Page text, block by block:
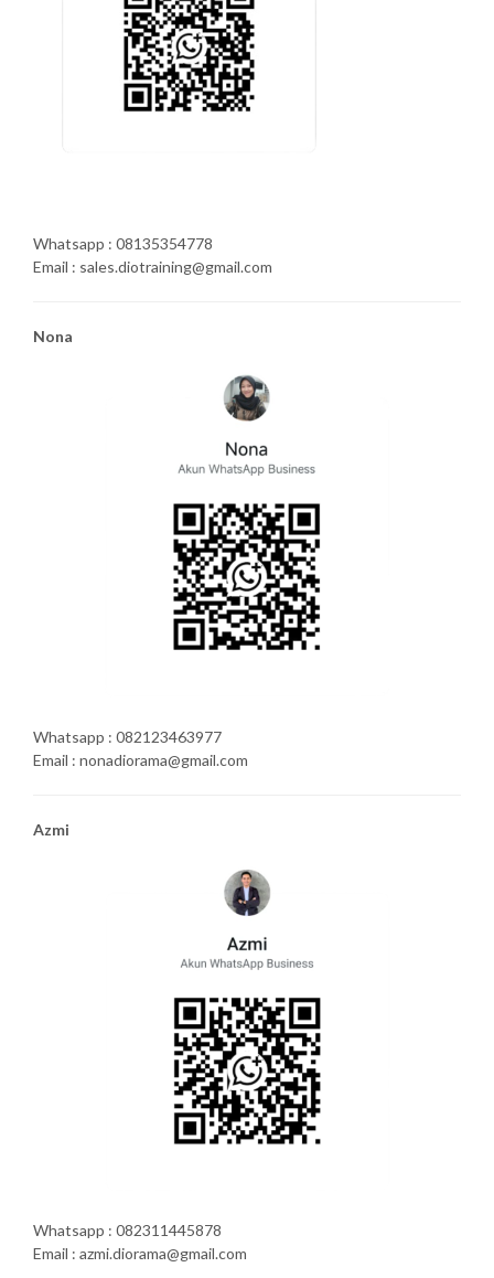
Whatsapp : 08135354778
Email : sales.diotraining@gmail.com
Nona
Whatsapp : 082123463977
Email : nonadiorama@gmail.com
Azmi
Whatsapp : 082311445878
Email : azmi.diorama@gmail.com